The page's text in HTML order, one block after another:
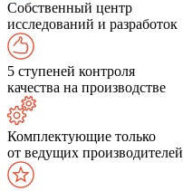
Собственный центр
исследований и разработок
5 ступеней контроля
качества на производстве
Комплектующие только
от ведущих производителей